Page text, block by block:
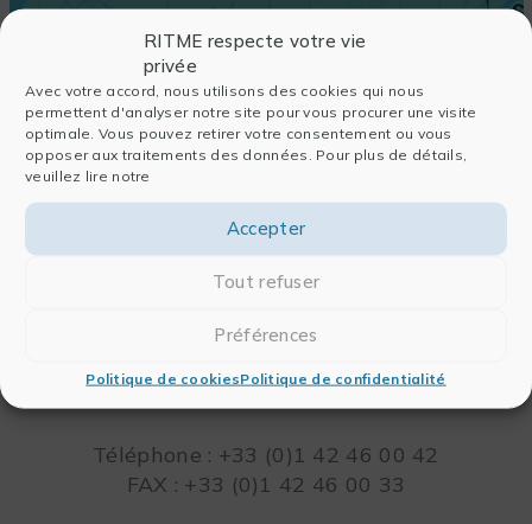
RITME respecte votre vie
privée
Avec votre accord, nous utilisons des cookies qui nous
permettent d'analyser notre site pour vous procurer une visite
optimale. Vous pouvez retirer votre consentement ou vous
opposer aux traitements des données. Pour plus de détails,
veuillez lire notre
Accepter
Tout refuser
Préférences
Politique de cookiesPolitique de confidentialité
RITME
75018 PARIS – FRANCE
Téléphone : +33 (0)1 42 46 00 42
FAX : +33 (0)1 42 46 00 33